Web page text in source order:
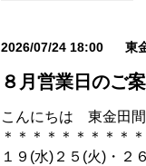
2026/07/24 18:00 東
８月営業日のご
こんにちは 東金田間
＊＊＊＊＊＊＊＊＊
１９(水)２５(火)・２